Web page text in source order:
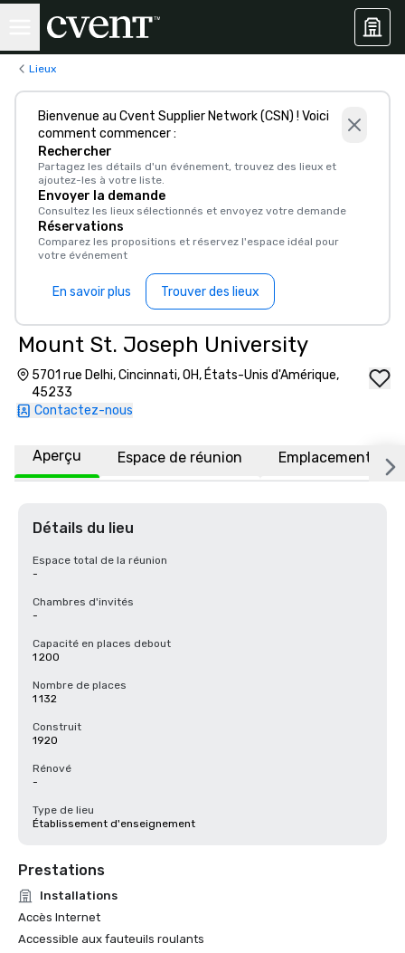
Lieux
Bienvenue au Cvent Supplier Network (CSN) ! Voici
comment commencer :
Rechercher
Partagez les détails d'un événement, trouvez des lieux et
ajoutez-les à votre liste.
Envoyer la demande
Consultez les lieux sélectionnés et envoyez votre demande
Réservations
Comparez les propositions et réservez l'espace idéal pour
votre événement
En savoir plus Trouver des lieux
Mount St. Joseph University
5701 rue Delhi, Cincinnati, OH, États-Unis d'Amérique,
45233
Contactez-nous
Aperçu Espace de réunion Emplacement
Détails du lieu
Espace total de la réunion
-
Chambres d'invités
-
Capacité en places debout
1 200
Nombre de places
1 132
Construit
1920
Rénové
-
Type de lieu
Établissement d'enseignement
Prestations
Installations
Accès Internet
Accessible aux fauteuils roulants